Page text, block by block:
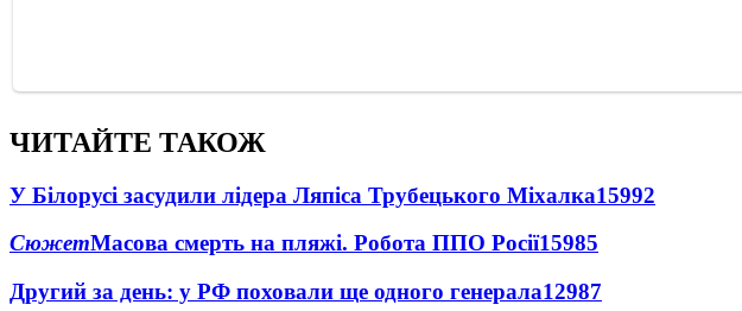
ЧИТАЙТЕ ТАКОЖ
У Білорусі засудили лідера Ляпіса Трубецького Міхалка15992
СюжетМасова смерть на пляжі. Робота ППО Росії15985
Другий за день: у РФ поховали ще одного генерала12987